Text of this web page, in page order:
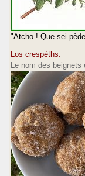
"Atcho ! Que sei
Los crespèths.
Le nom des beignets